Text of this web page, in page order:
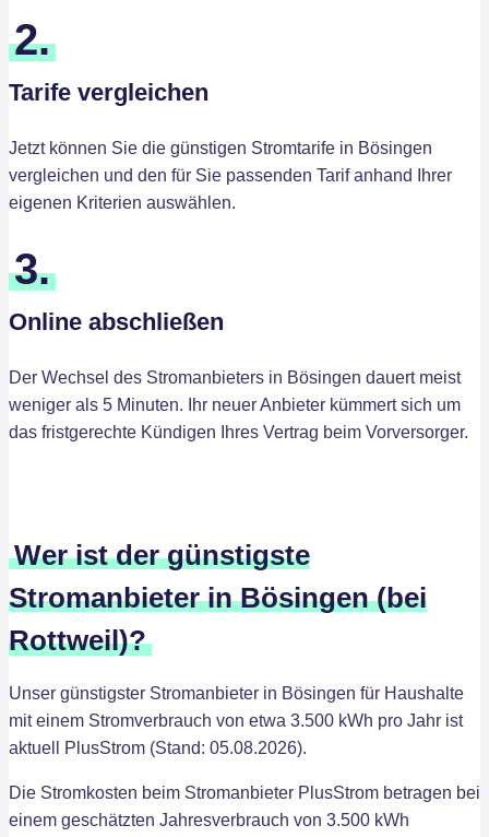
2.
Tarife vergleichen
Jetzt können Sie die günstigen Stromtarife in Bösingen
vergleichen und den für Sie passenden Tarif anhand Ihrer
eigenen Kriterien auswählen.
3.
Online abschließen
Der Wechsel des Stromanbieters in Bösingen dauert meist
weniger als 5 Minuten. Ihr neuer Anbieter kümmert sich um
das fristgerechte Kündigen Ihres Vertrag beim Vorversorger.
Wer ist der günstigste
Stromanbieter in Bösingen (bei
Rottweil)?
Unser günstigster Stromanbieter in Bösingen für Haushalte
mit einem Stromverbrauch von etwa 3.500 kWh pro Jahr ist
aktuell PlusStrom (Stand: 05.08.2026).
Die Stromkosten beim Stromanbieter PlusStrom betragen bei
einem geschätzten Jahresverbrauch von 3.500 kWh